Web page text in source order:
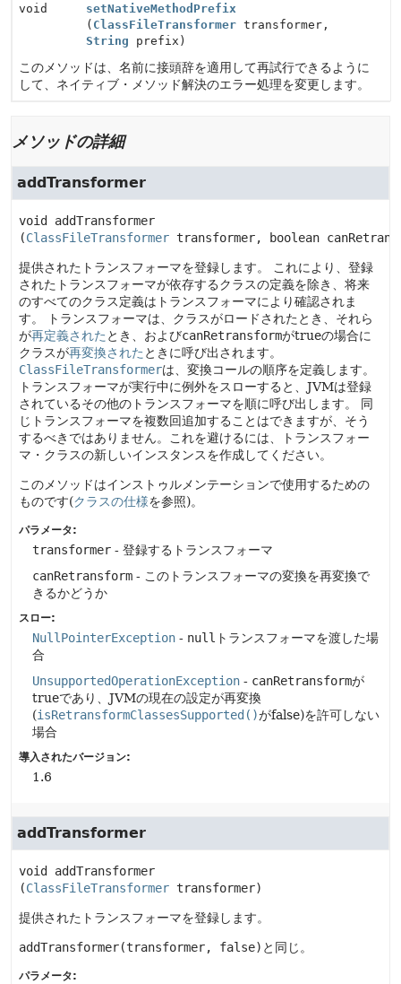
void
setNativeMethodPrefix
( ClassFileTransformer transformer,
String prefix)
このメソッドは、名前に接頭辞を適用して再試行できるように
して、ネイティブ・メソッド解決のエラー処理を変更します。
メソッドの詳細
addTransformer
void
addTransformer
(ClassFileTransformer transformer, boolean
提供されたトランスフォーマを登録します。
これにより、登録
されたトランスフォーマが依存するクラスの定義を除き、将来
のすべてのクラス定義はトランスフォーマにより確認されま
す。
トランスフォーマは、クラスがロードされたとき、それら
が再定義された とき、およびcanRetransformがtrueの場合に
クラスが再変換された ときに呼び出されます。
ClassFileTransformerは、変換コールの順序を定義します。
トランスフォーマが実行中に例外をスローすると、JVMは登録
されているその他のトランスフォーマを順に呼び出します。
同
じトランスフォーマを複数回追加することはできますが、そう
するべきではありません。これを避けるには、トランスフォー
マ・クラスの新しいインスタンスを作成してください。
このメソッドはインストゥルメンテーションで使用するための
ものです(クラスの仕様を参照)。
パラメータ:
transformer - 登録するトランスフォーマ
canRetransform - このトランスフォーマの変換を再変換で
きるかどうか
スロー:
NullPointerException - null トランスフォーマを渡した場
合
UnsupportedOperationException - canRetransformが
trueであり、JVMの現在の設定が再変換
(isRetransformClassesSupported()がfalse)を許可しない
場合
導入されたバージョン:
1.6
addTransformer
void
addTransformer
(ClassFileTransformer transformer)
提供されたトランスフォーマを登録します。
addTransformer(transformer, false) と同じ。
パラメータ: